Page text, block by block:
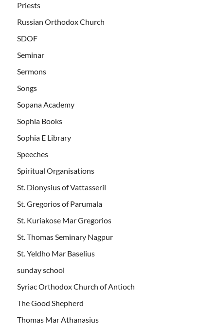
Priests
Russian Orthodox Church
SDOF
Seminar
Sermons
Songs
Sopana Academy
Sophia Books
Sophia E Library
Speeches
Spiritual Organisations
St. Dionysius of Vattasseril
St. Gregorios of Parumala
St. Kuriakose Mar Gregorios
St. Thomas Seminary Nagpur
St. Yeldho Mar Baselius
sunday school
Syriac Orthodox Church of Antioch
The Good Shepherd
Thomas Mar Athanasius